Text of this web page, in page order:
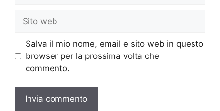
Sito
web
Salva il mio nome, email e sito web in questo
browser per la prossima volta che
commento.